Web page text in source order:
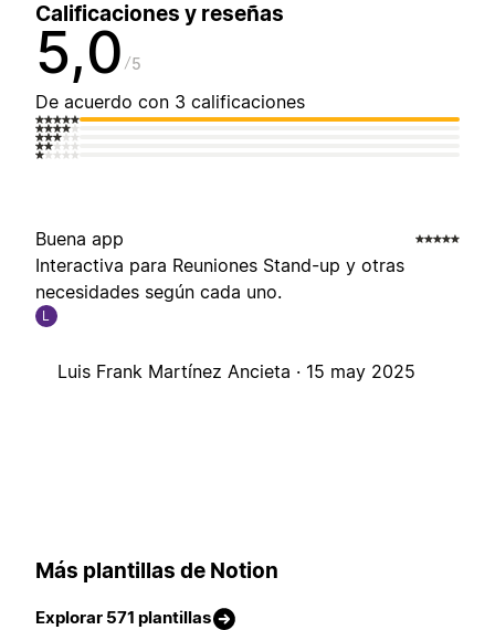
Calificaciones y reseñas
5,0 5
De acuerdo con 3 calificaciones
Buena app
Interactiva para Reuniones Stand-up y otras
necesidades según cada uno.
L
Luis Frank Martínez Ancieta · 15 may 2025
Más plantillas de Notion
Explorar 571 plantillas